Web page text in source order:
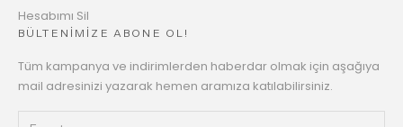
Hesabımı Sil
BÜLTENİMİZE ABONE OL!
Tüm kampanya ve indirimlerden haberdar olmak için aşağıya
mail adresinizi yazarak hemen aramıza katılabilirsiniz.